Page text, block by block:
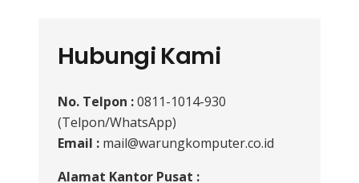
Hubungi Kami
No. Telpon :0811-1014-930
(Telpon/WhatsApp)
Email : mail@warungkomputer.co.id
Alamat Kantor Pusat :